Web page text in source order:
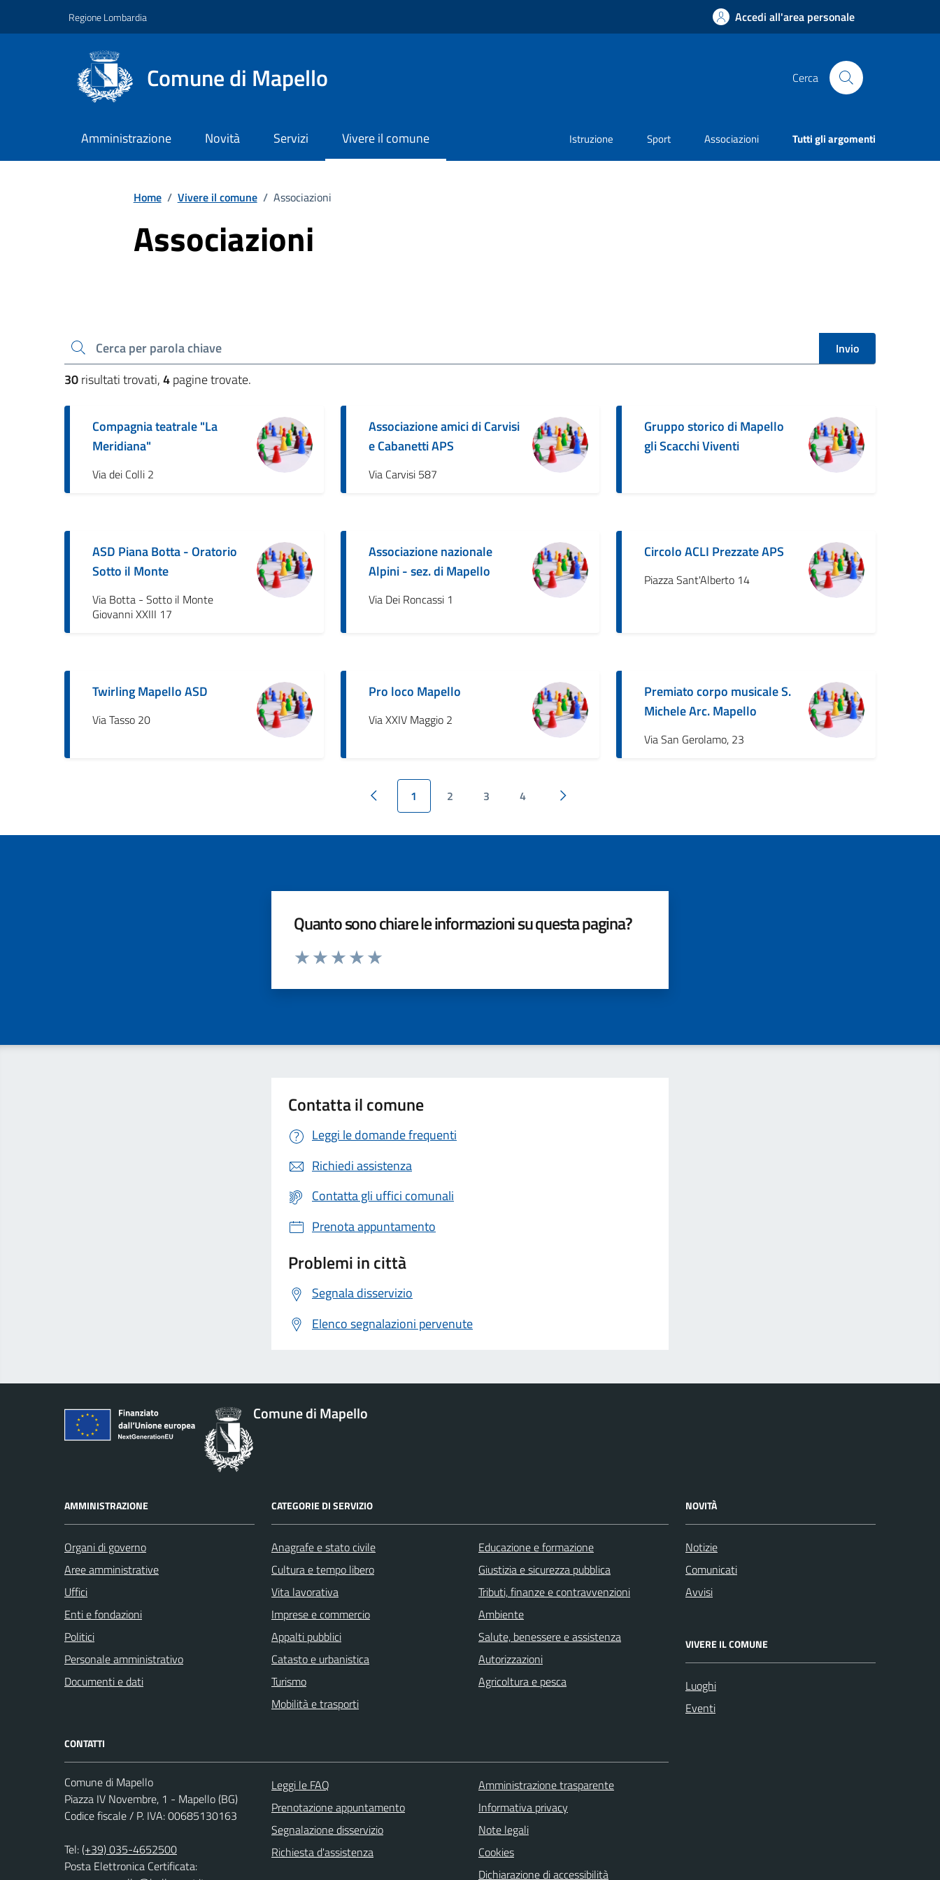
Regione Lombardia Accedi all'area personale
Comune di Mapello Cerca
Amministrazione Novità Servizi Vivere il comune Istruzione Sport Associazioni Tutti gli argomenti
Home / Vivere il comune / Associazioni
Associazioni
Cerca una parola chiave Invio
30risultati trovati,4pagine trovate.
Compagnia teatrale "La
Meridiana"
Via dei Colli 2
Associazione amici di Carvisi
e Cabanetti APS
Via Carvisi 587
Gruppo storico di Mapello
gli Scacchi Viventi
ASD Piana Botta - Oratorio
Sotto il Monte
Via Botta - Sotto il Monte
Giovanni XXIII 17
Associazione nazionale
Alpini - sez. di Mapello
Via Dei Roncassi 1
Circolo ACLI Prezzate APS
Piazza Sant'Alberto 14
Twirling Mapello ASD
Via Tasso 20
Pro loco Mapello
Via XXIV Maggio 2
Premiato corpo musicale S.
Michele Arc. Mapello
Via San Gerolamo, 23
Pagina precedente
1 2 3 4 Pagina successiva
Quanto sono chiare le informazioni su questa pagina?
Valuta da 1 a 5 stelle la pagina
Contatta il comune
Leggi le domande frequenti
Richiedi assistenza
Contatta gli uffici comunali
Prenota appuntamento
Problemi in città
Segnala disservizio
Elenco segnalazioni pervenute
Comune di Mapello
AMMINISTRAZIONE
Organi di governo
Aree amministrative
Uffici
Enti e fondazioni
Politici
Personale amministrativo
Documenti e dati
CATEGORIE DI SERVIZIO
Anagrafe e stato civile
Cultura e tempo libero
Vita lavorativa
Imprese e commercio
Appalti pubblici
Catasto e urbanistica
Turismo
Mobilità e trasporti
Educazione e formazione
Giustizia e sicurezza pubblica
Tributi, finanze e contravvenzioni
Ambiente
Salute, benessere e assistenza
Autorizzazioni
Agricoltura e pesca
NOVITÀ
Notizie
Comunicati
Avvisi
VIVERE IL COMUNE
Luoghi
Eventi
CONTATTI
Comune di Mapello
Piazza IV Novembre, 1 - Mapello (BG)
Codice fiscale / P. IVA: 00685130163
Tel:(+39) 035-4652500
Posta Elettronica Certificata:
Leggi le FAQ
Prenotazione appuntamento
Segnalazione disservizio
Richiesta d'assistenza
Amministrazione trasparente
Informativa privacy
Note legali
Cookies
Dichiarazione di accessibilità